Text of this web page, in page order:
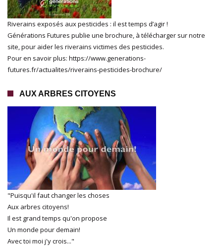
Riverains exposés aux pesticides : il est temps d’agir !
Générations Futures publie une brochure, à télécharger sur notre
site, pour aider les riverains victimes des pesticides.
Pour en savoir plus: https://www.generations-
futures.fr/actualites/riverains-pesticides-brochure/
AUX ARBRES CITOYENS
"Puisqu'il faut changer les choses
Aux arbres citoyens!
Il est grand temps qu'on propose
Un monde pour demain!
Avec toi moi j'y crois..."